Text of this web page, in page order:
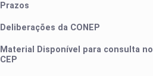
Prazos
Deliberações da CONEP
Material Disponível para consulta no
CEP